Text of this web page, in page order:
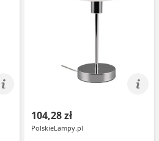
104,28 zł
PolskieLampy.pl